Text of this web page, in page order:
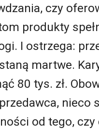
czy
produkty
I ostrzega:
martwe.
80 tys. zł.
nieco
od tego, czy